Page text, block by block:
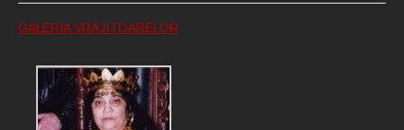
GALERIA VRĂJITOARELOR